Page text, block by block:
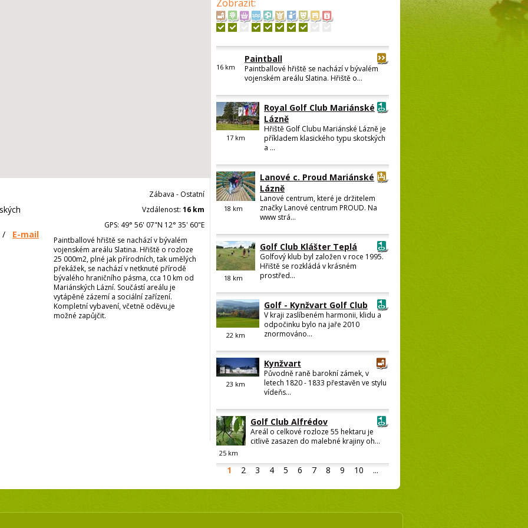
/ E-mail
Zábava - Ostatní
Vzdálenost: 16 km
GPS: 49° 56' 07"N 12° 35' 60"E
Paintballové hřiště se nachází v bývalém
vojenském areálu Slatina. Hřiště o rozloze
25 000m2, plné jak přírodních, tak umělých
překážek, se nachází v netknuté přírodě
bývalého hraničního pásma, cca 10 km od
Mariánských Lázní. Součástí areálu je
vytápěné zázemí a sociální zařízení.
Kompletní vybavení, včetně oděvu,je
možné zapůjčit.
Zobrazit:
1 2 3 4 5 6 7 8 9 10 ...
16 km
Paintball
Paintballové hřiště se nachází v bývalém
vojenském areálu Slatina. Hřiště o...
17km
Royal Golf Club Mariánské
Lázně
Hřiště Golf Clubu Mariánské Lázně je
příkladem klasického typu skotských
a ...
18 km
Lanové c. Proud Mariánské
Lázně
Lanové centrum, které je držitelem
značky Lanové centrum PROUD. Na
www strá...
18 km
Golf Club Klášter Teplá
Golfový klub byl založen v roce 1995.
Hřiště se rozkládá v krásném
prostřed...
22km
Golf - Kynžvart Golf Club
V kraji zaslíbeném harmonii, klidu a
odpočinku bylo na jaře 2010
znormováno...
23 km
Kynžvart
Původně raně barokní zámek, v
letech 1820 - 1833 přestavěn ve stylu
vídeňs...
25 km
Golf Club Alfrédov
Areál o celkové rozloze 55 hektaru je
citlivě zasazen do malebné krajiny oh...